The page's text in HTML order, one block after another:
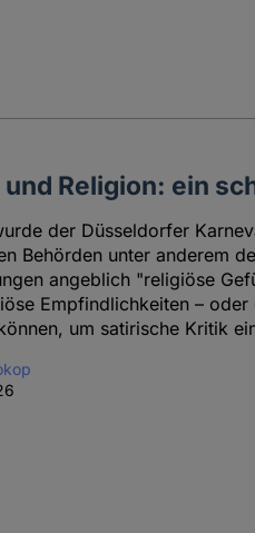
und Religion: ein
der Düsseldorfer
Behörden unter anderem
angeblich "religiöse
Empfindlichkeiten –
um satirische Kritik